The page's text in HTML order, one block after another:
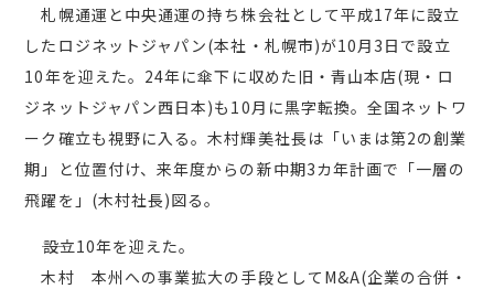
札幌通運と中央通運の持ち株会社として平成17年に設立
したロジネットジャパン(本社・札幌市)が10月3日で設立
10年を迎えた。24年に傘下に収めた旧・青山本店(現・ロ
ジネットジャパン西日本)も10月に黒字転換。全国ネットワ
ーク確立も視野に入る。木村輝美社長は「いまは第2の創業
期」と位置付け、来年度からの新中期3カ年計画で「一層の
飛躍を」(木村社長)図る。
――設立10年を迎えた。
木村 本州への事業拡大の手段としてM&A(企業の合併・